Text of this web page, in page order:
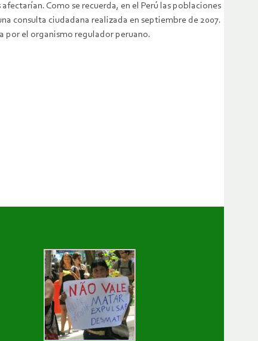
Como se recuerda, en el Perú las poblaciones
consulta ciudadana realizada en septiembre de 2007.
por el organismo regulador peruano.